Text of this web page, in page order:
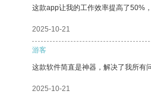
这款app让我的工作效率提高了50%
2025-10-21
游客
这款软件简直是神器，解决了我所有
2025-10-21